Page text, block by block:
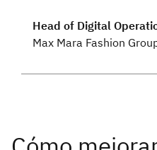
Head of Digital
Max Mara Fashion